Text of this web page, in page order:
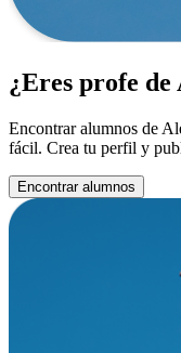
¿Eres profe de
Encontrar alumnos de
fácil. Crea tu perfil y
Encontrar alumnos